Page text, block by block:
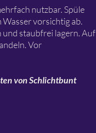
nutzbar. Spüle
vorsichtig ab.
und staubfrei lagern. Auf
Vor
von Schlichtbunt